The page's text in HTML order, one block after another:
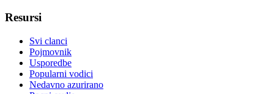
Resursi
Svi clanci
Pojmovnik
Usporedbe
Popularni vodici
Nedavno azurirano